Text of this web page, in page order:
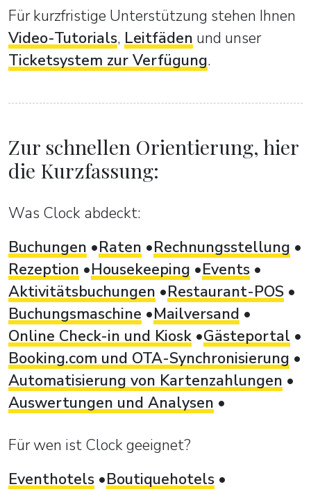
Für kurzfristige Unterstützung stehen Ihnen
Video-Tutorials, Leitfäden und unser
Ticketsystem zur Verfügung.
Zur schnellen Orientierung, hier
die Kurzfassung:
Was Clock abdeckt:
Buchungen
Raten
Rechnungsstellung
Rezeption
Housekeeping
Events
Aktivitätsbuchungen
Restaurant-POS
Buchungsmaschine
Mailversand
Online Check-in und Kiosk Gästeportal
Booking.com und OTA-Synchronisierung
Automatisierung von Kartenzahlungen
Auswertungen und Analysen
Für wen ist Clock geeignet?
Eventhotels
Boutiquehotels